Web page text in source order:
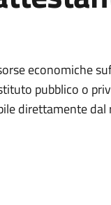
economiche
pubblico o
direttamente